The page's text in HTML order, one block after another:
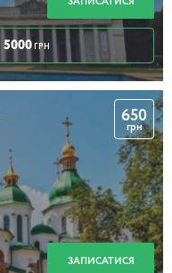
5000 ГРН
650
грн
ЗАПИСАТИСЯ